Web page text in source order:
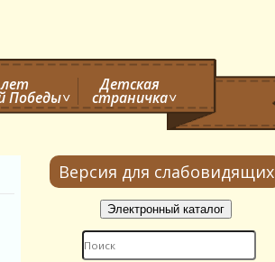
Победы
Детская
страничка
Версия для слабовидящих